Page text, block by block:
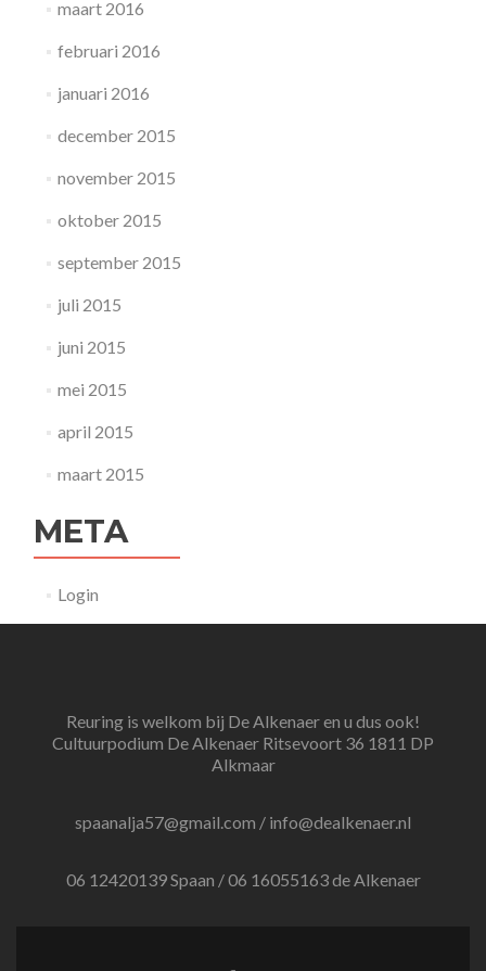
maart 2016
februari 2016
januari 2016
december 2015
november 2015
oktober 2015
september 2015
juli 2015
juni 2015
mei 2015
april 2015
maart 2015
META
Login
Reuring is welkom bij De Alkenaer en u dus ook!
Cultuurpodium De Alkenaer Ritsevoort 36 1811 DP
Alkmaar
spaanalja57@gmail.com / info@dealkenaer.nl
06 12420139 Spaan / 06 16055163 de Alkenaer